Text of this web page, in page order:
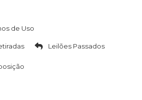
de Uso
Leilões Passados